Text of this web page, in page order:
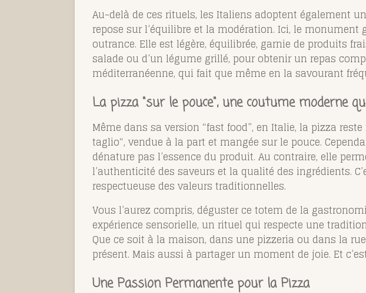
Au-delà de ces rituels, les Italiens adoptent également
repose sur l’équilibre et la modération. Ici, le
outrance. Elle est légère, équilibrée, garnie de produits
salade ou d’un légume grillé, pour obtenir un repas
méditerranéenne, qui fait que même en la savourant
La pizza "sur le pouce", une coutume moderne
Même dans sa version “fast food”, en Italie, la pizza
taglio“, vendue à la part et mangée sur le pouce.
dénature pas l’essence du produit. Au contraire, elle
l’authenticité des saveurs et la qualité des ingrédients.
respectueuse des valeurs traditionnelles.
Vous l’aurez compris, déguster ce totem de la
expérience sensorielle, un rituel qui respecte une
Que ce soit à la maison, dans une pizzeria ou dans la
présent. Mais aussi à partager un moment de joie. Et
Une Passion Permanente pour la Pizza